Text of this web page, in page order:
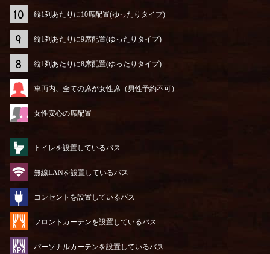
縦1列あたりに10席配置(ゆったりタイプ)
縦1列あたりに9席配置(ゆったりタイプ)
縦1列あたりに8席配置(ゆったりタイプ)
車両内、全ての席が女性席（男性予約不可）
女性安心の席配置
トイレを設置しているバス
無線LANを設置しているバス
コンセントを設置しているバス
フロントカーテンを設置しているバス
パーソナルカーテンを設置しているバス